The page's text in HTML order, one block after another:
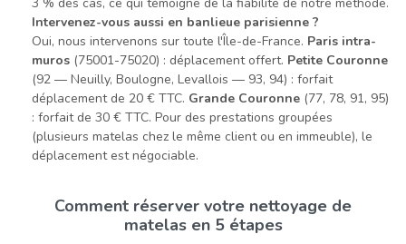
Intervenez-vous aussi en banlieue parisienne ?
Oui, nous intervenons sur toute l'Île-de-France. Paris intra-
muros (75001-75020) : déplacement offert. Petite Couronne
(92 — Neuilly, Boulogne, Levallois — 93, 94) : forfait
déplacement de 20 € TTC. Grande Couronne (77, 78, 91, 95)
: forfait de 30 € TTC. Pour des prestations groupées
(plusieurs matelas chez le même client ou en immeuble), le
déplacement est négociable.
Comment réserver votre nettoyage de
matelas en 5 étapes